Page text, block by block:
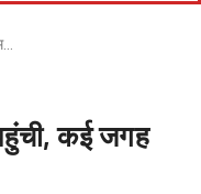
कई जगह